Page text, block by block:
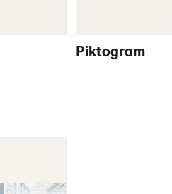
Piktogram